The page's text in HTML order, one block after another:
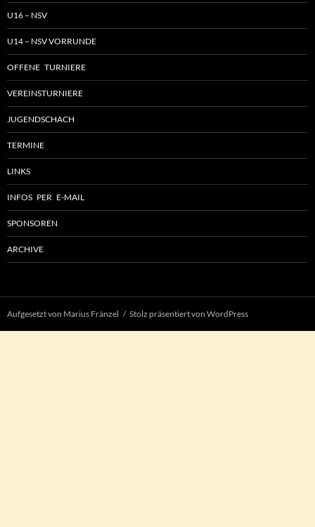
U16 – NSV
U14 – NSV VORRUNDE
OFFENE TURNIERE
VEREINSTURNIERE
JUGENDSCHACH
TERMINE
LINKS
INFOS PER E-MAIL
SPONSOREN
ARCHIVE
Aufgesetzt von Marius Fränzel Stolz präsentiert von WordPress